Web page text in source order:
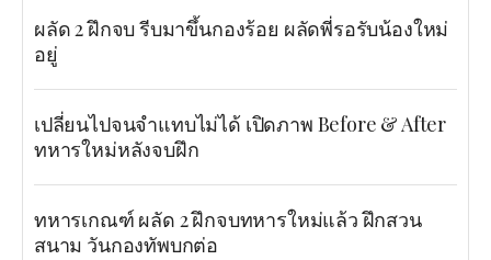
ผลัด 2 ฝึกจบ รีบมาขึ้นกองร้อย ผลัดพี่รอรับน้องใหม่
อยู่
เปลี่ยนไปจนจำแทบไม่ได้ เปิดภาพ Before & After
ทหารใหม่หลังจบฝึก
ทหารเกณฑ์ ผลัด 2 ฝึกจบทหารใหม่แล้ว ฝึกสวน
สนาม วันกองทัพบกต่อ